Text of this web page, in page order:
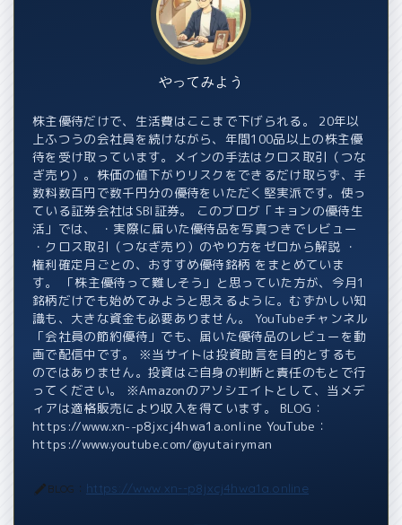
やってみよう
株主優待だけで、生活費はここまで下げられる。 20年以
上ふつうの会社員を続けながら、年間100品以上の株主優
待を受け取っています。メインの手法はクロス取引（つな
ぎ売り）。株価の値下がりリスクをできるだけ取らず、手
数料数百円で数千円分の優待をいただく堅実派です。使っ
ている証券会社はSBI証券。 このブログ「キョンの優待生
活」では、 ・実際に届いた優待品を写真つきでレビュー
・クロス取引（つなぎ売り）のやり方をゼロから解説 ・
権利確定月ごとの、おすすめ優待銘柄 をまとめていま
す。 「株主優待って難しそう」と思っていた方が、今月1
銘柄だけでも始めてみようと思えるように。むずかしい知
識も、大きな資金も必要ありません。 YouTubeチャンネル
「会社員の節約優待」でも、届いた優待品のレビューを動
画で配信中です。 ※当サイトは投資助言を目的とするも
のではありません。投資はご自身の判断と責任のもとで行
ってください。 ※Amazonのアソシエイトとして、当メデ
ィアは適格販売により収入を得ています。 BLOG：
https://www.xn--p8jxcj4hwa1a.online YouTube：
https://www.youtube.com/@yutairyman
BLOG： https://www.xn--p8jxcj4hwa1a.online